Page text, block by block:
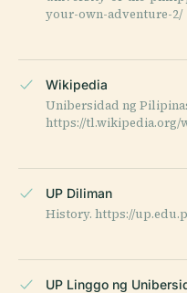
your-own-adventure-2/
Wikipedia
Unibersidad ng
https://
UP Diliman
History. https://
UP Linggo ng